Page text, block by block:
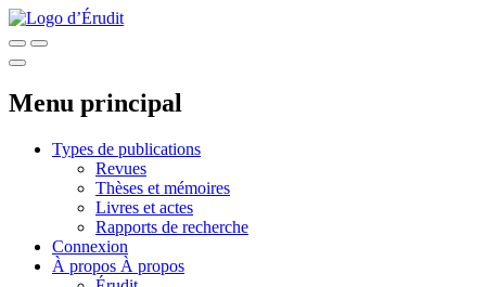
Menu principal
Types de publications
Revues
Thèses et mémoires
Livres et actes
Rapports de recherche
Connexion
À propos À propos